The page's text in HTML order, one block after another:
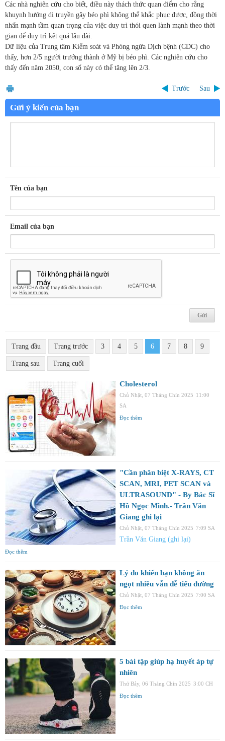
Các nhà nghiên cứu cho biết, điều này thách thức quan điểm cho rằng
khuynh hướng di truyền gây béo phì không thể khắc phục được, đồng thời
nhấn mạnh tầm quan trọng của việc duy trì thói quen lành mạnh theo thời
gian để duy trì kết quả lâu dài.
Dữ liệu của Trung tâm Kiểm soát và Phòng ngừa Dịch bệnh (CDC) cho
thấy, hơn 2/5 người trưởng thành ở Mỹ bị béo phì. Các nghiên cứu cho
thấy đến năm 2050, con số này có thể tăng lên 2/3.
Trước Sau
Gửi ý kiến của bạn
Tên của bạn
Email của bạn
Trang đầu Trang trước 3 4 5 6 7 8 9
Trang sau Trang cuối
Cholesterol
Chủ Nhật, 07 Tháng Chín 2025 11:00
SA
Đọc thêm
"Cần phân biệt X-RAYS, CT
SCAN, MRI, PET SCAN và
ULTRASOUND" - By Bác Sĩ
Hồ Ngọc Minh.- Trần Văn
Giang ghi lại
Chủ Nhật, 07 Tháng Chín 2025 7:09 SA
Trần Văn Giang (ghi lại)
Đọc thêm
Lý do khiến bạn không ăn
ngọt nhiều vẫn dễ tiểu đường
Chủ Nhật, 07 Tháng Chín 2025 7:00 SA
Đọc thêm
5 bài tập giúp hạ huyết áp tự
nhiên
Thứ Bảy, 06 Tháng Chín 2025 3:00 CH
Đọc thêm